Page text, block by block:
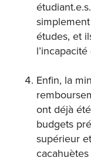
études, et
Enfin, la
ont déjà
budgets
supérieur